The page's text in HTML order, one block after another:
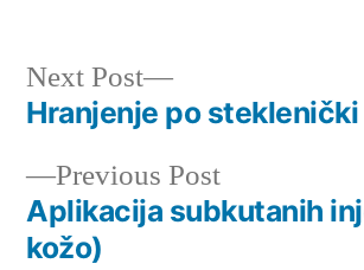
Post
navigation
Previous PostPrevious
post:
Aplikacija subkutanih
kožo)
Next Post
Next
post:
Hranjenje po steklenički